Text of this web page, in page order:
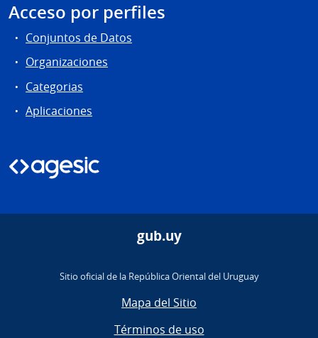
Acceso por perfiles
Conjuntos de Datos
Organizaciones
Categorias
Aplicaciones
gub.uy
Sitio oficial de la República Oriental del Uruguay
Mapa del Sitio
Términos de uso